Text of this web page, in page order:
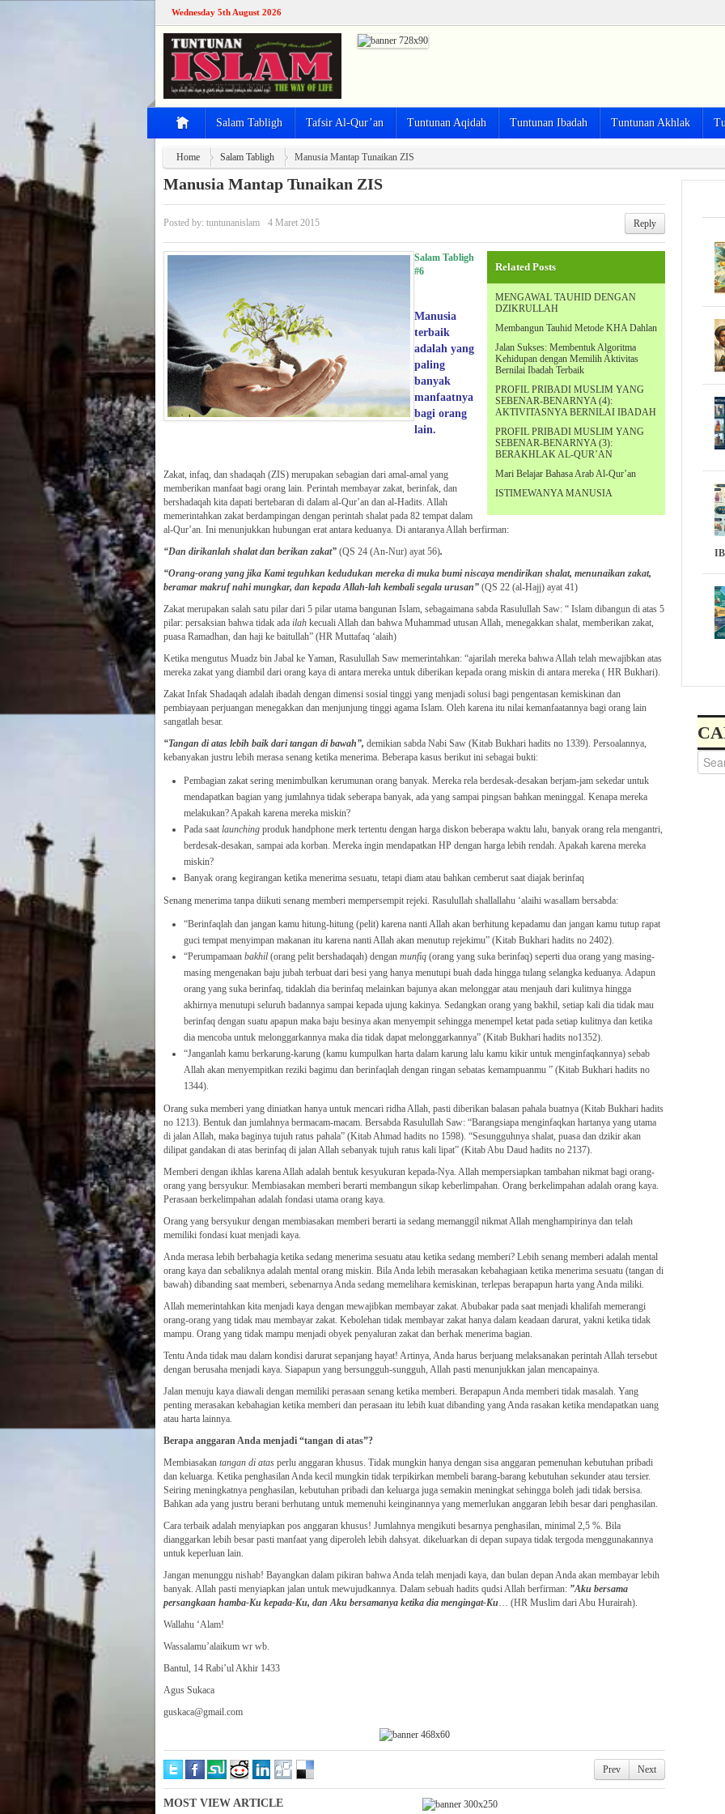
Wednesday 5th August 2026
Salam Tabligh Tafsir Al-Qur’an Tuntunan Aqidah Tuntunan Ibadah Tuntunan Akhlak
Home Salam Tabligh Manusia Mantap Tunaikan ZIS
Manusia Mantap Tunaikan ZIS
Posted by: tuntunanislam 4 Maret 2015 Reply
Related Posts
MENGAWAL TAUHID DENGAN
DZIKRULLAH
Membangun Tauhid Metode KHA Dahlan
Jalan Sukses: Membentuk Algoritma
Kehidupan dengan Memilih Aktivitas
Bernilai Ibadah Terbaik
PROFIL PRIBADI MUSLIM YANG
SEBENAR-BENARNYA (4):
AKTIVITASNYA BERNILAI IBADAH
PROFIL PRIBADI MUSLIM YANG
SEBENAR-BENARNYA (3):
BERAKHLAK AL-QUR’AN
Mari Belajar Bahasa Arab Al-Qur’an
ISTIMEWANYA MANUSIA
Salam Tabligh
#6
Manusia
terbaik
adalah yang
paling
banyak
manfaatnya
bagi orang
lain.
Zakat, infaq, dan shadaqah (ZIS) merupakan sebagian dari amal-amal yang
memberikan manfaat bagi orang lain. Perintah membayar zakat, berinfak, dan
bershadaqah kita dapati bertebaran di dalam al-Qur’an dan al-Hadits. Allah
memerintahkan zakat berdampingan dengan perintah shalat pada 82 tempat dalam
al-Qur’an. Ini menunjukkan hubungan erat antara keduanya. Di antaranya Allah berfirman:
“Dan dirikanlah shalat dan berikan zakat” (QS 24 (An-Nur) ayat 56).
“Orang-orang yang jika Kami teguhkan kedudukan mereka di muka bumi niscaya mendirikan shalat, menunaikan zakat,
beramar makruf nahi mungkar, dan kepada Allah-lah kembali segala urusan” (QS 22 (al-Hajj) ayat 41)
Zakat merupakan salah satu pilar dari 5 pilar utama bangunan Islam, sebagaimana sabda Rasulullah Saw: “ Islam dibangun di atas 5
pilar: persaksian bahwa tidak ada ilah kecuali Allah dan bahwa Muhammad utusan Allah, menegakkan shalat, memberikan zakat,
puasa Ramadhan, dan haji ke baitullah” (HR Muttafaq ‘alaih)
Ketika mengutus Muadz bin Jabal ke Yaman, Rasulullah Saw memerintahkan: “ajarilah mereka bahwa Allah telah mewajibkan atas
mereka zakat yang diambil dari orang kaya di antara mereka untuk diberikan kepada orang miskin di antara mereka ( HR Bukhari).
Zakat Infak Shadaqah adalah ibadah dengan dimensi sosial tinggi yang menjadi solusi bagi pengentasan kemiskinan dan
pembiayaan perjuangan menegakkan dan menjunjung tinggi agama Islam. Oleh karena itu nilai kemanfaatannya bagi orang lain
sangatlah besar.
“Tangan di atas lebih baik dari tangan di bawah”, demikian sabda Nabi Saw (Kitab Bukhari hadits no 1339). Persoalannya,
kebanyakan justru lebih merasa senang ketika menerima. Beberapa kasus berikut ini sebagai bukti:
Pembagian zakat sering menimbulkan kerumunan orang banyak. Mereka rela berdesak-desakan berjam-jam sekedar untuk
mendapatkan bagian yang jumlahnya tidak seberapa banyak, ada yang sampai pingsan bahkan meninggal. Kenapa mereka
melakukan? Apakah karena mereka miskin?
Pada saat launching produk handphone merk tertentu dengan harga diskon beberapa waktu lalu, banyak orang rela mengantri,
berdesak-desakan, sampai ada korban. Mereka ingin mendapatkan HP dengan harga lebih rendah. Apakah karena mereka
miskin?
Banyak orang kegirangan ketika menerima sesuatu, tetapi diam atau bahkan cemberut saat diajak berinfaq
Senang menerima tanpa diikuti senang memberi mempersempit rejeki. Rasulullah shallallahu ‘alaihi wasallam bersabda:
“Berinfaqlah dan jangan kamu hitung-hitung (pelit) karena nanti Allah akan berhitung kepadamu dan jangan kamu tutup rapat
guci tempat menyimpan makanan itu karena nanti Allah akan menutup rejekimu” (Kitab Bukhari hadits no 2402).
“Perumpamaan bakhil (orang pelit bershadaqah) dengan munfiq (orang yang suka berinfaq) seperti dua orang yang masing-
masing mengenakan baju jubah terbuat dari besi yang hanya menutupi buah dada hingga tulang selangka keduanya. Adapun
orang yang suka berinfaq, tidaklah dia berinfaq melainkan bajunya akan melonggar atau menjauh dari kulitnya hingga
akhirnya menutupi seluruh badannya sampai kepada ujung kakinya. Sedangkan orang yang bakhil, setiap kali dia tidak mau
berinfaq dengan suatu apapun maka baju besinya akan menyempit sehingga menempel ketat pada setiap kulitnya dan ketika
dia mencoba untuk melonggarkannya maka dia tidak dapat melonggarkannya” (Kitab Bukhari hadits no1352).
“Janganlah kamu berkarung-karung (kamu kumpulkan harta dalam karung lalu kamu kikir untuk menginfaqkannya) sebab
Allah akan menyempitkan reziki bagimu dan berinfaqlah dengan ringan sebatas kemampuanmu ” (Kitab Bukhari hadits no
1344).
Orang suka memberi yang diniatkan hanya untuk mencari ridha Allah, pasti diberikan balasan pahala buatnya (Kitab Bukhari hadits
no 1213). Bentuk dan jumlahnya bermacam-macam. Bersabda Rasulullah Saw: “Barangsiapa menginfaqkan hartanya yang utama
di jalan Allah, maka baginya tujuh ratus pahala” (Kitab Ahmad hadits no 1598). “Sesungguhnya shalat, puasa dan dzikir akan
dilipat gandakan di atas berinfaq di jalan Allah sebanyak tujuh ratus kali lipat” (Kitab Abu Daud hadits no 2137).
Memberi dengan ikhlas karena Allah adalah bentuk kesyukuran kepada-Nya. Allah mempersiapkan tambahan nikmat bagi orang-
orang yang bersyukur. Membiasakan memberi berarti membangun sikap keberlimpahan. Orang berkelimpahan adalah orang kaya.
Perasaan berkelimpahan adalah fondasi utama orang kaya.
Orang yang bersyukur dengan membiasakan memberi berarti ia sedang memanggil nikmat Allah menghampirinya dan telah
memiliki fondasi kuat menjadi kaya.
Anda merasa lebih berbahagia ketika sedang menerima sesuatu atau ketika sedang memberi? Lebih senang memberi adalah mental
orang kaya dan sebaliknya adalah mental orang miskin. Bila Anda lebih merasakan kebahagiaan ketika menerima sesuatu (tangan di
bawah) dibanding saat memberi, sebenarnya Anda sedang memelihara kemiskinan, terlepas berapapun harta yang Anda miliki.
Allah memerintahkan kita menjadi kaya dengan mewajibkan membayar zakat. Abubakar pada saat menjadi khalifah memerangi
orang-orang yang tidak mau membayar zakat. Kebolehan tidak membayar zakat hanya dalam keadaan darurat, yakni ketika tidak
mampu. Orang yang tidak mampu menjadi obyek penyaluran zakat dan berhak menerima bagian.
Tentu Anda tidak mau dalam kondisi darurat sepanjang hayat! Artinya, Anda harus berjuang melaksanakan perintah Allah tersebut
dengan berusaha menjadi kaya. Siapapun yang bersungguh-sungguh, Allah pasti menunjukkan jalan mencapainya.
Jalan menuju kaya diawali dengan memiliki perasaan senang ketika memberi. Berapapun Anda memberi tidak masalah. Yang
penting merasakan kebahagian ketika memberi dan perasaan itu lebih kuat dibanding yang Anda rasakan ketika mendapatkan uang
atau harta lainnya.
Berapa anggaran Anda menjadi “tangan di atas”?
Membiasakan tangan di atas perlu anggaran khusus. Tidak mungkin hanya dengan sisa anggaran pemenuhan kebutuhan pribadi
dan keluarga. Ketika penghasilan Anda kecil mungkin tidak terpikirkan membeli barang-barang kebutuhan sekunder atau tersier.
Seiring meningkatnya penghasilan, kebutuhan pribadi dan keluarga juga semakin meningkat sehingga boleh jadi tidak bersisa.
Bahkan ada yang justru berani berhutang untuk memenuhi keinginannya yang memerlukan anggaran lebih besar dari penghasilan.
Cara terbaik adalah menyiapkan pos anggaran khusus! Jumlahnya mengikuti besarnya penghasilan, minimal 2,5 %. Bila
dianggarkan lebih besar pasti manfaat yang diperoleh lebih dahsyat. dikeluarkan di depan supaya tidak tergoda menggunakannya
untuk keperluan lain.
Jangan menunggu nishab! Bayangkan dalam pikiran bahwa Anda telah menjadi kaya, dan bulan depan Anda akan membayar lebih
banyak. Allah pasti menyiapkan jalan untuk mewujudkannya. Dalam sebuah hadits qudsi Allah berfirman: ”Aku bersama
persangkaan hamba-Ku kepada-Ku, dan Aku bersamanya ketika dia mengingat-Ku… (HR Muslim dari Abu Hurairah).
Wallahu ‘Alam!
Wassalamu’alaikum wr wb.
Bantul, 14 Rabi’ul Akhir 1433
Agus Sukaca
guskaca@gmail.com
Prev Next
MOST VIEW ARTICLE